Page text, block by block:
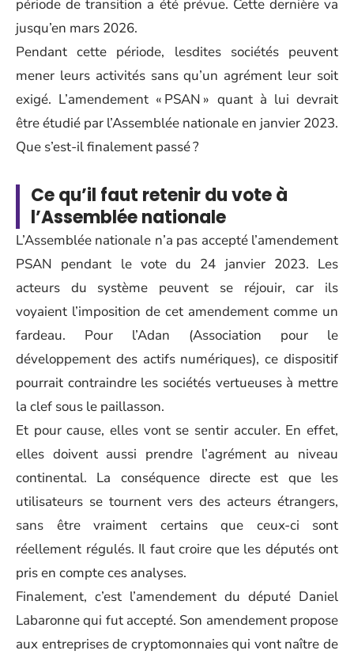
période de transition a été prévue. Cette dernière va
jusqu’en mars 2026.
Pendant cette période, lesdites sociétés peuvent
mener leurs activités sans qu’un agrément leur soit
exigé. L’amendement « PSAN » quant à lui devrait
être étudié par l’Assemblée nationale en janvier 2023.
Que s’est-il finalement passé ?
Ce qu’il faut retenir du vote à
l’Assemblée nationale
L’Assemblée nationale n’a pas accepté l’amendement
PSAN pendant le vote du 24 janvier 2023. Les
acteurs du système peuvent se réjouir, car ils
voyaient l’imposition de cet amendement comme un
fardeau. Pour l’Adan (Association pour le
développement des actifs numériques), ce dispositif
pourrait contraindre les sociétés vertueuses à mettre
la clef sous le paillasson.
Et pour cause, elles vont se sentir acculer. En effet,
elles doivent aussi prendre l’agrément au niveau
continental. La conséquence directe est que les
utilisateurs se tournent vers des acteurs étrangers,
sans être vraiment certains que ceux-ci sont
réellement régulés. Il faut croire que les députés ont
pris en compte ces analyses.
Finalement, c’est l’amendement du député Daniel
Labaronne qui fut accepté. Son amendement propose
aux entreprises de cryptomonnaies qui vont naître de